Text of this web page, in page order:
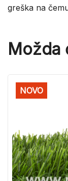
greška na
Možda
NOVO